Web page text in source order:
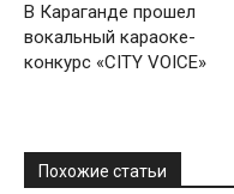
В Караганде прошел
вокальный караоке-
конкурс «CITY VOICE»
Похожие статьи